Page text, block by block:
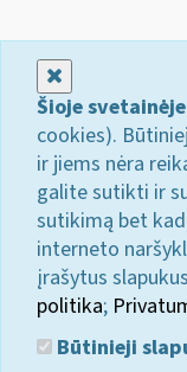
Šioje
cookies).
ir jiems nėra
galite sutikti ir
sutikimą bet
interneto
įrašytus
politika;
Būtinieji